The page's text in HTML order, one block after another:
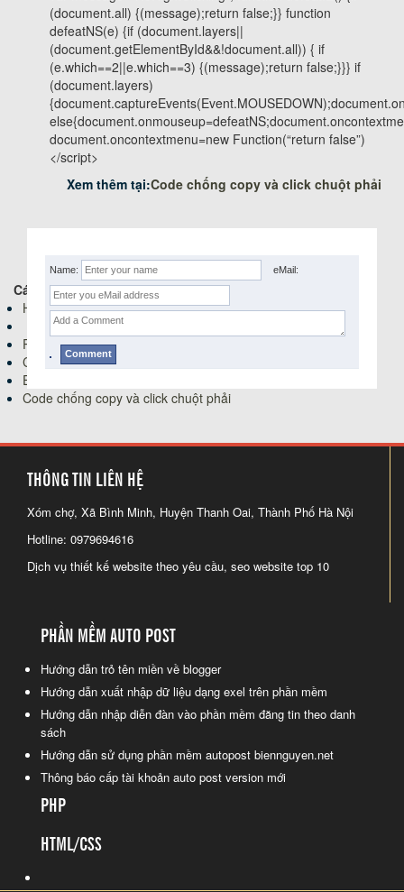
(document.all) {(message);return false;}} function
defeatNS(e) {if (document.layers||
(document.getElementById&&!document.all)) { if
(e.which==2||e.which==3) {(message);return false;}}} if
(document.layers)
document.oncontextmenu=new Function(“return false”)
</script>
Xem thêm tại:Code chống copy và click chuột phải
Name: eMail:
Các bài viết tiếp theo:
Hướng dẫn cách trỏ tên miền về blogger chuẩn nhất
Power Designer 16
Code đăng lên facebook group với php sử dụng API
Extjs cách lấy giá trị textfield
Code chống copy và click chuột phải
THÔNG TIN LIÊN HỆ
Xóm chợ, Xã Bình Minh, Huyện Thanh Oai, Thành Phố Hà Nội
Hotline: 0979694616
Dịch vụ thiết kế website theo yêu cầu, seo website top 10
PHẦN MỀM AUTO POST
Hướng dẫn trỏ tên miền về blogger
Hướng dẫn xuất nhập dữ liệu dạng exel trên phần mềm
Hướng dẫn nhập diễn đàn vào phần mềm đăng tin theo danh
sách
Hướng dẫn sử dụng phần mềm autopost biennguyen.net
Thông báo cấp tài khoản auto post version mới
PHP
HTML/CSS